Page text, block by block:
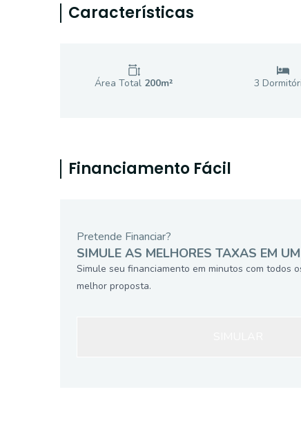
Características
Área Total 200m² 3
Financiamento Fácil
Pretende Financiar?
SIMULE AS MELHORES TAXAS EM
Simule seu financiamento em minutos com todos
melhor proposta.